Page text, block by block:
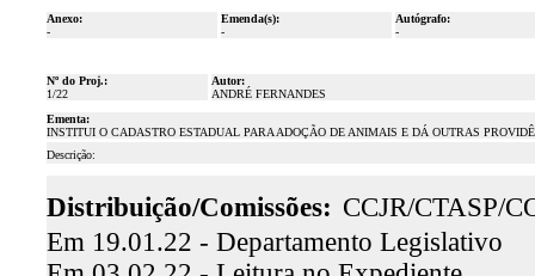
Anexo:
-
Emenda(s):
-
Autógrafo:
-
Nº do Proj.:
1/22
Autor:
ANDRÉ FERNANDES
Ementa:
INSTITUI O CADASTRO ESTADUAL PARA ADOÇÃO DE ANIMAIS E DÁ OUTRAS
Descrição:
Distribuição/Comissões: CCJR/CTASP/
Em 19.01.22 - Departamento Legislativo